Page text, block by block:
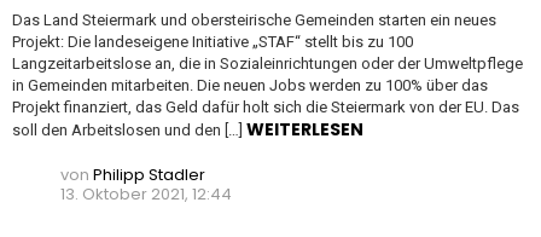
Das Land Steiermark und obersteirische Gemeinden starten ein neues
Projekt: Die landeseigene Initiative „STAF“ stellt bis zu 100
Langzeitarbeitslose an, die in Sozialeinrichtungen oder der Umweltpflege
in Gemeinden mitarbeiten. Die neuen Jobs werden zu 100% über das
Projekt finanziert, das Geld dafür holt sich die Steiermark von der EU. Das
soll den Arbeitslosen und den […] WEITERLESEN
von Philipp Stadler
13. Oktober 2021, 12:44